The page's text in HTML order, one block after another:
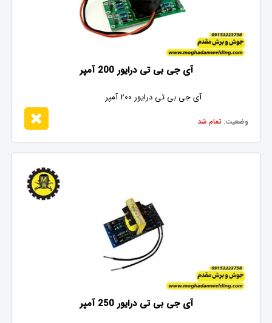
آی جی بی تی درایور 200 آمپر
آی جی بی تی درایور 200 آمپر
وضعیت: تمام شد
آی جی بی تی درایور 250 آمپر